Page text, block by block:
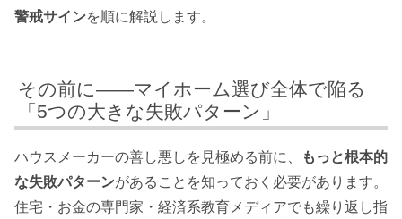
警戒サインを順に解説します。
その前に——マイホーム選び全体で陥る
「5つの大きな失敗パターン」
ハウスメーカーの善し悪しを見極める前に、
もっと根本的
な失敗パターンがあることを知っておく必要があります。
住宅・お金の専門家・経済系教育メディアでも繰り返し指